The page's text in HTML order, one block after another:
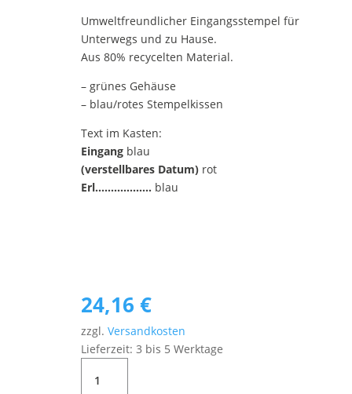
Umweltfreundlicher Eingangsstempel für
Unterwegs und zu Hause.
Aus 80% recycelten Material.
– grünes Gehäuse
– blau/rotes Stempelkissen
Text im Kasten:
Eingangblau
(verstellbares Datum)rot
Erl……………… blau
24,16 €
zzgl. Versandkosten
Lieferzeit: 3 bis 5 Werktage
Bürostempel,